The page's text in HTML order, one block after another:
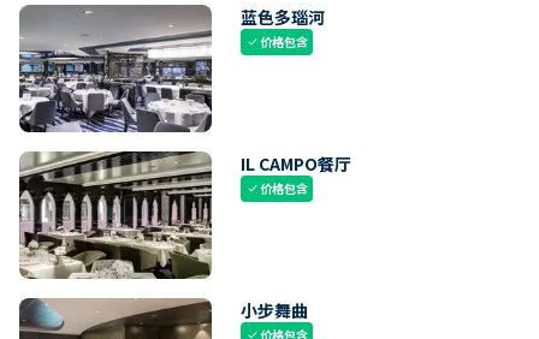
蓝色多瑙河
check价格包含
IL CAMPO餐厅
check价格包含
小步舞曲
check价格包含